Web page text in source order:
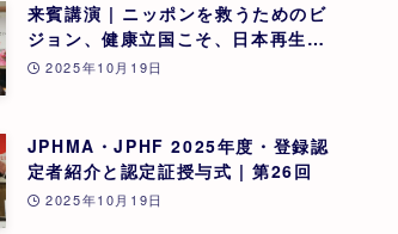
来賓講演 | ニッポンを救うためのビ
ジョン、健康立国こそ、日本再生の
道 | 吉野敏明(医療法人社団 銀座エ
2025年10月19日
JPHMA・JPHF 2025年度・登録認
定者紹介と認定証授与式 | 第26回
2025年10月19日